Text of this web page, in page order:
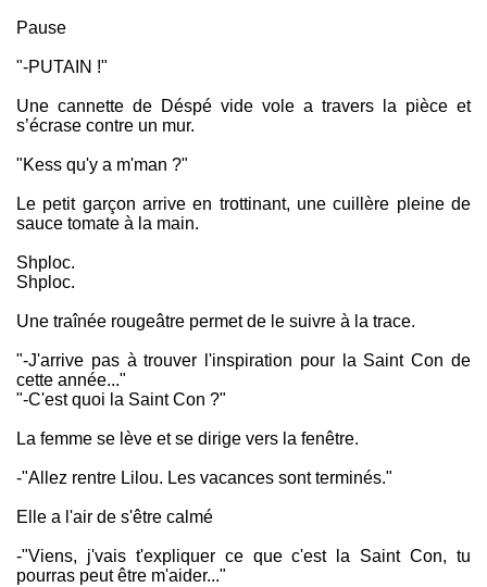
Pause
"-PUTAIN !"
Une cannette de Déspé vide vole a travers la pièce et
s’écrase contre un mur.
"Kess qu'y a m'man ?"
Le petit garçon arrive en trottinant, une cuillère pleine de
sauce tomate à la main.
Shploc.
Shploc.
Une traînée rougeâtre permet de le suivre à la trace.
"-J'arrive pas à trouver l'inspiration pour la Saint Con de
cette année..."
"-C'est quoi la Saint Con ?"
La femme se lève et se dirige vers la fenêtre.
-"Allez rentre Lilou. Les vacances sont terminés."
Elle a l'air de s'être calmé
-"Viens, j'vais t'expliquer ce que c'est la Saint Con, tu
pourras peut être m'aider..."